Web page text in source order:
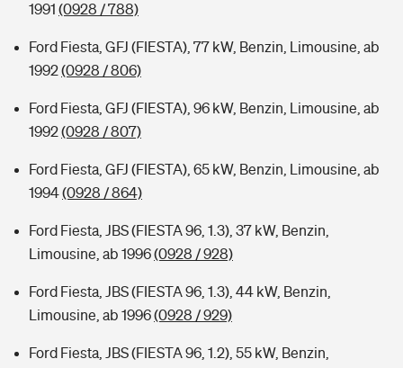
1991 (0928 / 788)
Ford Fiesta, GFJ (FIESTA), 77 kW, Benzin, Limousine, ab
1992(0928 / 806)
Ford Fiesta, GFJ (FIESTA), 96 kW, Benzin, Limousine, ab
1992(0928 / 807)
Ford Fiesta, GFJ (FIESTA), 65 kW, Benzin, Limousine, ab
1994(0928 / 864)
Ford Fiesta, JBS (FIESTA 96, 1.3), 37 kW, Benzin,
Limousine, ab 1996(0928 / 928)
Ford Fiesta, JBS (FIESTA 96, 1.3), 44 kW, Benzin,
Limousine, ab 1996(0928 / 929)
Ford Fiesta, JBS (FIESTA 96, 1.2), 55 kW, Benzin,